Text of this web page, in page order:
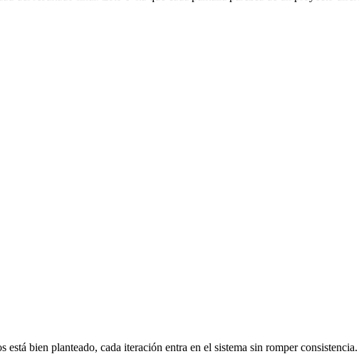
bien planteado, cada iteración entra en el sistema sin romper consistencia.